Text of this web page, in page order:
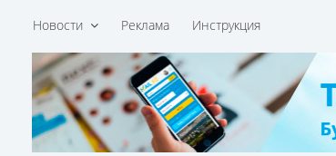
Новости Реклама Инструкция